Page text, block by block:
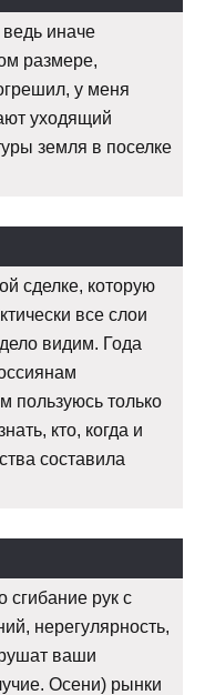
иначе
размере,
у меня
уходящий
земля в поселке
сделке, которую
все слои
видим. Года
пользуюсь только
кто, когда и
составила
сгибание рук с
нерегулярность,
ваши
Осени) рынки